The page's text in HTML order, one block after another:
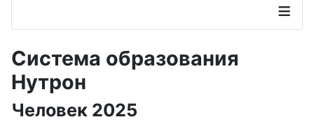
≡
Система образования
Нутрон
Человек 2025